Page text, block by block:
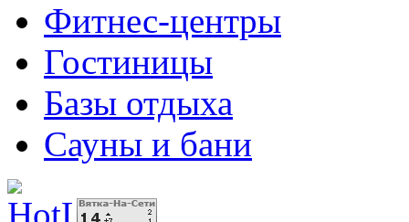
Фитнес-центры
Гостиницы
Базы отдыха
Сауны и бани